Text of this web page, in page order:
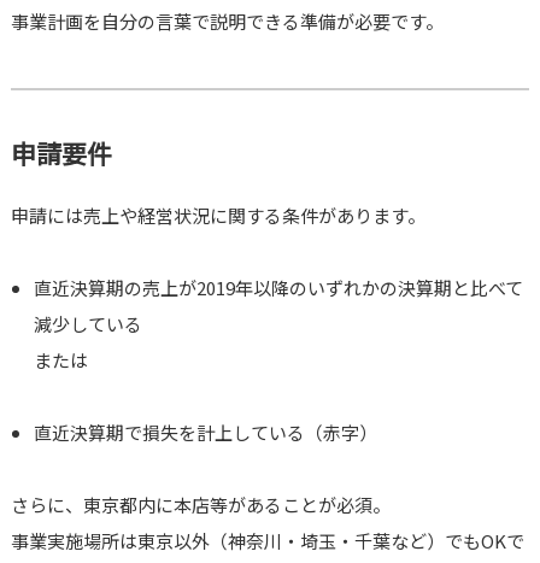
事業計画を自分の言葉で説明できる準備が必要です。
申請要件
申請には売上や経営状況に関する条件があります。
直近決算期の売上が2019年以降のいずれかの決算期と比べて
減少している
または
直近決算期で損失を計上している（赤字）
さらに、東京都内に本店等があることが必須。
事業実施場所は東京以外（神奈川・埼玉・千葉など）でもOKで